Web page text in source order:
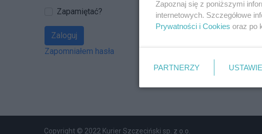
Zapamiętać?
Zaloguj
Zapomniałem hasła
Copyright © 2022 Kurier Szczeciński sp. z o.o.
Zapoznaj się z poniższymi
internetowych. Szczegółowe
Prywatności i Cookies oraz po
PARTNERZY